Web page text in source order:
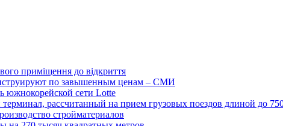
приміщення до відкриття
по завышенным ценам – СМИ
южнокорейской сети Lotte
рассчитанный на прием грузовых поездов длиной до
стройматериалов